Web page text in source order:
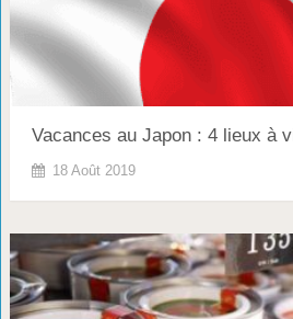
Vacances au Japon : 4 lieux à
18 Août 2019